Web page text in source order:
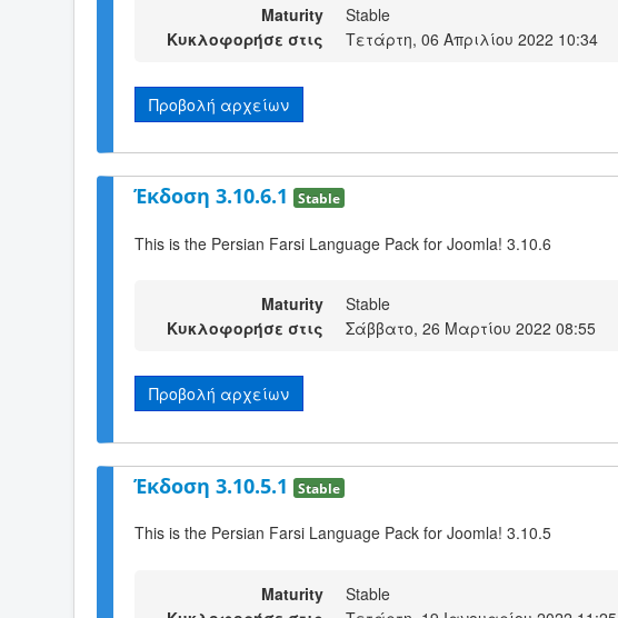
Maturity
Stable
Κυκλοφορήσε στις
Τετάρτη, 06 Απριλίου 2022 10:34
Προβολή αρχείων
Έκδοση 3.10.6.1 Stable
This is the Persian Farsi Language Pack for Joomla! 3.10.6
Maturity
Stable
Κυκλοφορήσε στις
Σάββατο, 26 Μαρτίου 2022 08:55
Προβολή αρχείων
Έκδοση 3.10.5.1 Stable
This is the Persian Farsi Language Pack for Joomla! 3.10.5
Maturity
Stable